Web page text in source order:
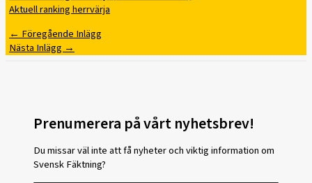
Aktuell ranking herrvärja
← Föregående Inlägg
Nästa Inlägg →
Prenumerera på vårt nyhetsbrev!
Du missar väl inte att få nyheter och viktig information om
Svensk Fäktning?